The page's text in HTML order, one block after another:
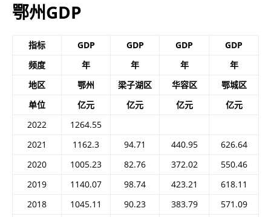
鄂州GDP
指标 GDP GDP GDP
GDP
频度
年 年 年
年
地区
鄂州 梁子湖区 华容区
鄂城区
单位
亿元 亿元 亿元
亿元
2022
1264.55
2021
1162.3 94.71 440.95
626.64
2020
1005.23 82.76 372.02
550.46
2019
1140.07 98.74 423.21
618.11
2018
1045.11 90.23 383.79
571.09